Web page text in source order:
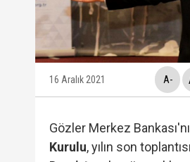
YSK, YENİ Parti
16 Aralık 2021 A-
Gözler Merkez
Kurulu, yılın son